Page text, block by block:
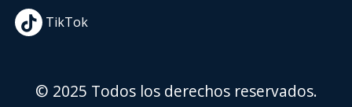
TikTok
© 2025 Todos los derechos reservados.